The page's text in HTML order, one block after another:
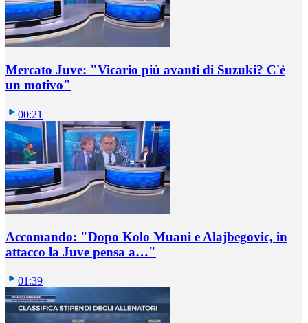
Mercato Juve: "Vicario più avanti di Suzuki? C'è
un motivo"
00:21
Accomando: "Dopo Kolo Muani e Alajbegovic, in
attacco la Juve pensa a…"
01:39